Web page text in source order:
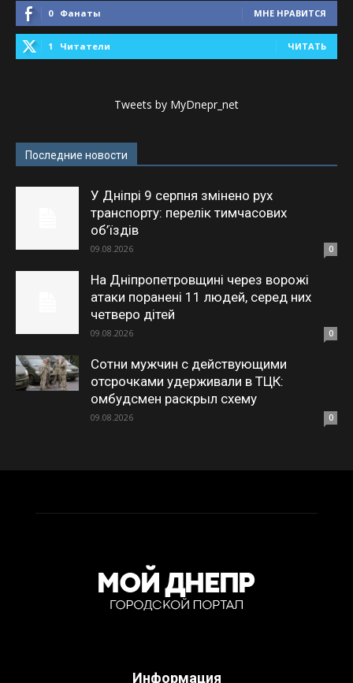
0 Фанаты МНЕ НРАВИТСЯ
1 Читатели ЧИТАТЬ
Tweets by MyDnepr_net
Последние новости
У Дніпрі 9 серпня змінено рух
транспорту: перелік тимчасових
об’їздів
09.08.2026 0
На Дніпропетровщині через ворожі
атаки поранені 11 людей, серед них
четверо дітей
09.08.2026 0
Сотни мужчин с действующими
отсрочками удерживали в ТЦК:
омбудсмен раскрыл схему
09.08.2026 0
Информация